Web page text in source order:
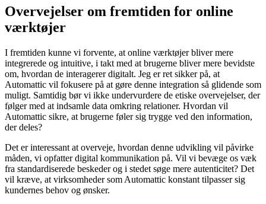
Overvejelser om fremtiden for online
værktøjer
I fremtiden kunne vi forvente, at online værktøjer bliver mere
integrerede og intuitive, i takt med at brugerne bliver mere bevidste
om, hvordan de interagerer digitalt. Jeg er ret sikker på, at
Automattic vil fokusere på at gøre denne integration så glidende som
muligt. Samtidig bør vi ikke undervurdere de etiske overvejelser, der
følger med at indsamle data omkring relationer. Hvordan vil
Automattic sikre, at brugerne føler sig trygge ved den information,
der deles?
Det er interessant at overveje, hvordan denne udvikling vil påvirke
måden, vi opfatter digital kommunikation på. Vil vi bevæge os væk
fra standardiserede beskeder og i stedet søge mere autenticitet? Det
vil kræve, at virksomheder som Automattic konstant tilpasser sig
kundernes behov og ønsker.